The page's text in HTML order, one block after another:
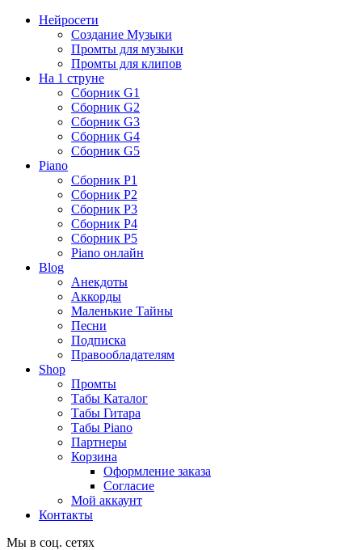
Нейросети
Создание Музыки
Промты для музыки
Промты для клипов
На 1 струне
Сборник G1
Сборник G2
Сборник G3
Сборник G4
Сборник G5
Piano
Сборник P1
Сборник P2
Сборник P3
Сборник P4
Сборник P5
Piano онлайн
Blog
Анекдоты
Аккорды
Маленькие Тайны
Песни
Подписка
Правообладателям
Shop
Промты
Табы Каталог
Табы Гитара
Табы Piano
Партнеры
Корзина
Оформление заказа
Согласие
Мой аккаунт
Контакты
Мы в соц. сетях